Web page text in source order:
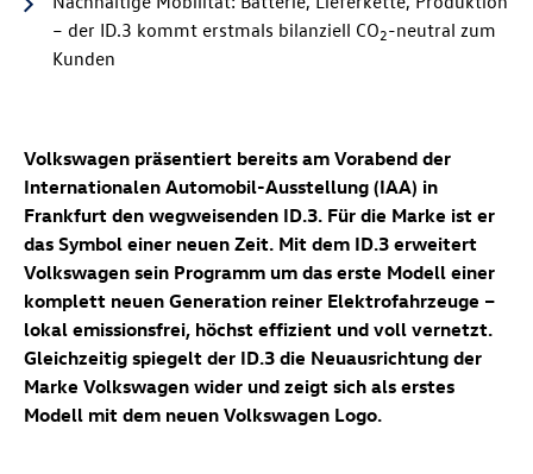
– der ID.3 kommt erstmals bilanziell CO2-neutral zum
Kunden
Volkswagen präsentiert bereits am Vorabend der
Internationalen Automobil-Ausstellung (IAA) in
Frankfurt den wegweisenden ID.3. Für die Marke ist er
das Symbol einer neuen Zeit. Mit dem ID.3 erweitert
Volkswagen sein Programm um das erste Modell einer
komplett neuen Generation reiner Elektrofahrzeuge –
lokal emissionsfrei, höchst effizient und voll vernetzt.
Gleichzeitig spiegelt der ID.3 die Neuausrichtung der
Marke Volkswagen wider und zeigt sich als erstes
Modell mit dem neuen Volkswagen Logo.